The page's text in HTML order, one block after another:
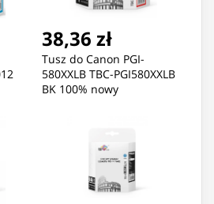
38,36 zł
Tusz do Canon PGI-
580XXLB TBC-PGI580XXLB
BK 100% nowy